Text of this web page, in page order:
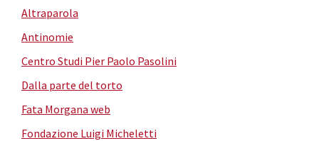
Altraparola
Antinomie
Centro Studi Pier Paolo Pasolini
Dalla parte del torto
Fata Morgana web
Fondazione Luigi Micheletti